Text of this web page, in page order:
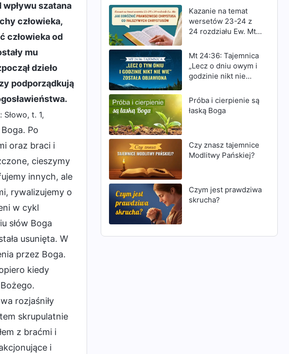
wpływu szatana
człowieka,
człowieka od
mu
dzieło
podporządkują
t. 1,
Po
oraz braci i
cieszymy
innych, ale
rywalizujemy o
w cykl
słów Boga
usunięta. W
przez Boga.
kiedy
rozjaśniły
skrupulatnie
z braćmi i
i
Kazanie na temat
wersetów 23-24 z
24 rozdziału Ew. Mt:
prawdziwego
Chrystusa od
fałszywych
Chrystusów
Mt 24:36: Tajemnica
„Lecz o dniu owym i
godzinie nikt nie
objawiona
Próba i cierpienie są
łaską Boga
Czy znasz tajemnice
Modlitwy Pańskiej?
Czym jest prawdziwa
skrucha?